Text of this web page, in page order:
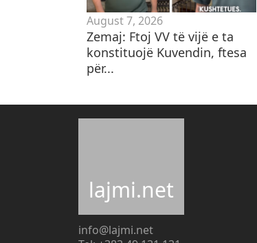
August 7, 2026
Zemaj: Ftoj VV të vijë e ta
konstituojë Kuvendin, ftesa
për...
lajmi.net
info@lajmi.net